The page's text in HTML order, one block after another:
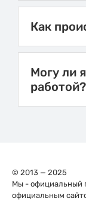
Как
Могу ли
работой?
© 2013 — 2025
Мы - официальный
официальным